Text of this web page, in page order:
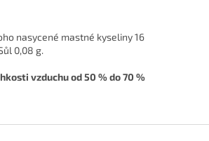
nasycené mastné kyseliny 16
0,08 g.
vzduchu od 50 % do 70 %